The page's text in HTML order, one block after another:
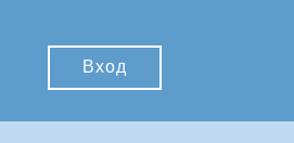
Вход